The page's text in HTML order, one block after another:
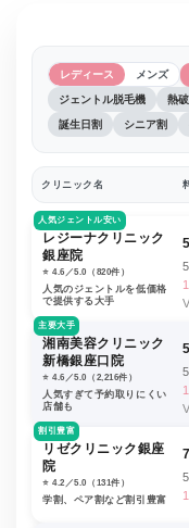
レディース メンズ
ジェントル脱毛機 熱
誕生日割 シニア割
クリニック名
人気ジェントル安い
レジーナクリニック
銀座院
⭐️ 4.6／5.0（820件）
人気のジェントルを低価格
で提供する大手
主要大手
湘南美容クリニック
新橋銀座口院
⭐️ 4.6／5.0（2,216件）
人気すぎて予約取りにくい
店舗も
割引豊富
リゼクリニック銀座
院
⭐️ 4.2／5.0（131件）
学割、ペア割など割引豊富